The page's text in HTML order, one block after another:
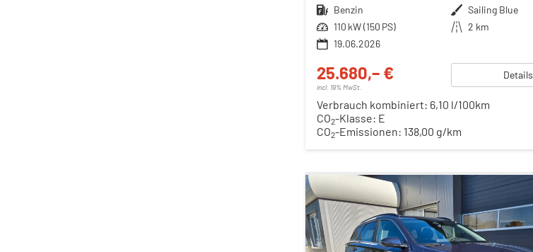
Kraftstoff Benzin Außenfarbe Sailing Blue
Leistung 110 kW (150 PS) Kilometerstand 2 km
19.06.2026
25.680,– €
incl. 19% MwSt.
Details
Verbrauch kombiniert: 6,10 l/100km
CO2-Klasse: E
CO2-Emissionen: 138,00 g/km